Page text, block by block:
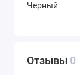
Черный
Отзывы 0